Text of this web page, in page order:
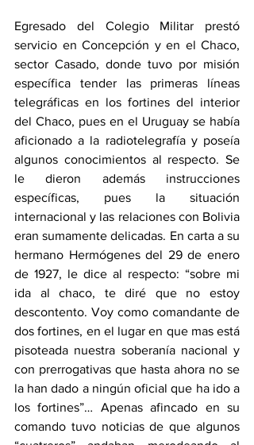
Egresado del Colegio Militar prestó
servicio en Concepción y en el Chaco,
sector Casado, donde tuvo por misión
específica tender las primeras líneas
telegráficas en los fortines del interior
del Chaco, pues en el Uruguay se había
aficionado a la radiotelegrafía y poseía
algunos conocimientos al respecto. Se
le dieron además instrucciones
específicas, pues la situación
internacional y las relaciones con Bolivia
eran sumamente delicadas. En carta a su
hermano Hermógenes del 29 de enero
de 1927, le dice al respecto: “sobre mi
ida al chaco, te diré que no estoy
descontento. Voy como comandante de
dos fortines, en el lugar en que mas está
pisoteada nuestra soberanía nacional y
con prerrogativas que hasta ahora no se
la han dado a ningún oficial que ha ido a
los fortines”… Apenas afincado en su
comando tuvo noticias de que algunos